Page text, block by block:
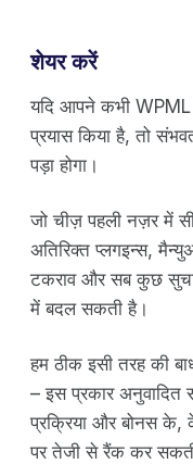
यदि आपने कभी WPML
प्रयास किया है, तो
पड़ा होगा।
जो चीज़ पहली नज़र में
अतिरिक्त प्लगइन्स,
टकराव और सब कुछ
में बदल सकती है।
हम ठीक इसी तरह की
– इस प्रकार अनुवादित
प्रक्रिया और बोनस
पर तेजी से रैंक कर
शेयर करें